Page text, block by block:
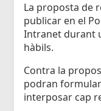
La proposta de
publicar en el
Intranet durant
hàbils.
Contra la
podran formular
interposar cap